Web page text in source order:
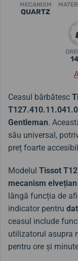
MECANISM
QUARTZ
Ceasul bărbătesc
Gentleman.
său universal,
preț foarte
Modelul Tissot
mecanism
lângă funcția de
indicator pentru
ceasul include
utilizatorul asupra
pentru ore și